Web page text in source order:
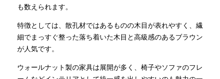
も数えられます。
特徴としては、散孔材ではあるものの木目が表れやすく、繊
細でまっすぐ整った落ち着いた木目と高級感のあるブラウン
が人気です。
ウォールナット製の家具は展開が多く、椅子やソファのフレ